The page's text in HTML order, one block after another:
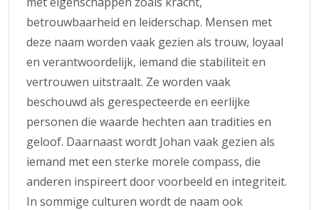
betrouwbaarheid en leiderschap. Mensen met
deze naam worden vaak gezien als trouw, loyaal
en verantwoordelijk, iemand die stabiliteit en
vertrouwen uitstraalt. Ze worden vaak
beschouwd als gerespecteerde en eerlijke
personen die waarde hechten aan tradities en
geloof. Daarnaast wordt Johan vaak gezien als
iemand met een sterke morele compass, die
anderen inspireert door voorbeeld en integriteit.
In sommige culturen wordt de naam ook